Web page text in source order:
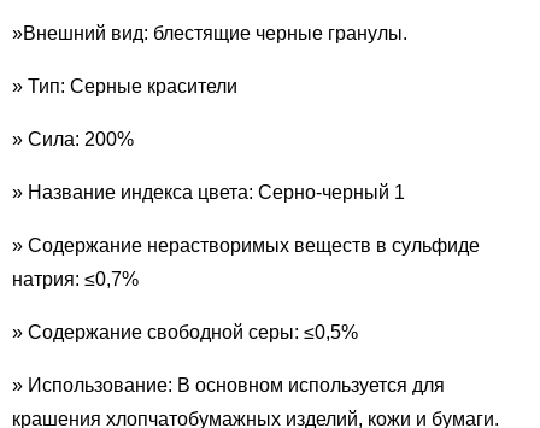
»Внешний вид: блестящие черные гранулы.
» Тип: Серные красители
» Сила: 200%
» Название индекса цвета: Серно-черный 1
» Содержание нерастворимых веществ в сульфиде
натрия: ≤0,7%
» Содержание свободной серы: ≤0,5%
» Использование: В основном используется для
крашения хлопчатобумажных изделий, кожи и бумаги.